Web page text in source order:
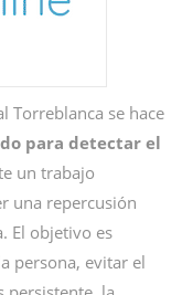
Torreblanca se hace
para detectar el
un trabajo
una repercusión
El objetivo es
persona, evitar el